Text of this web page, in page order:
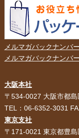
サービス紹介
紙袋・手提げ袋
メルマガバックナンバ
メルマガバックナンバ
大阪本社
〒534-0027 大阪市都
TEL：06-6352-3031
東京支社
〒171-0021 東京都豊